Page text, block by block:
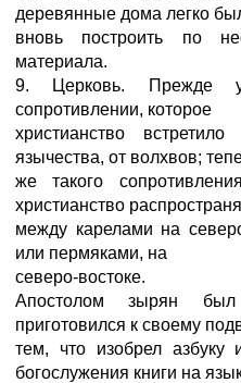
деревянные дома легко
вновь построить по
материала.
9. Церковь. Прежде
сопротивлении, которое
христианство
язычества, от волхвов;
же такого
христианство
между карелами на
или пермяками, на
северо-востоке.
Апостолом зырян
приготовился к своему
тем, что изобрел
богослужения книги на